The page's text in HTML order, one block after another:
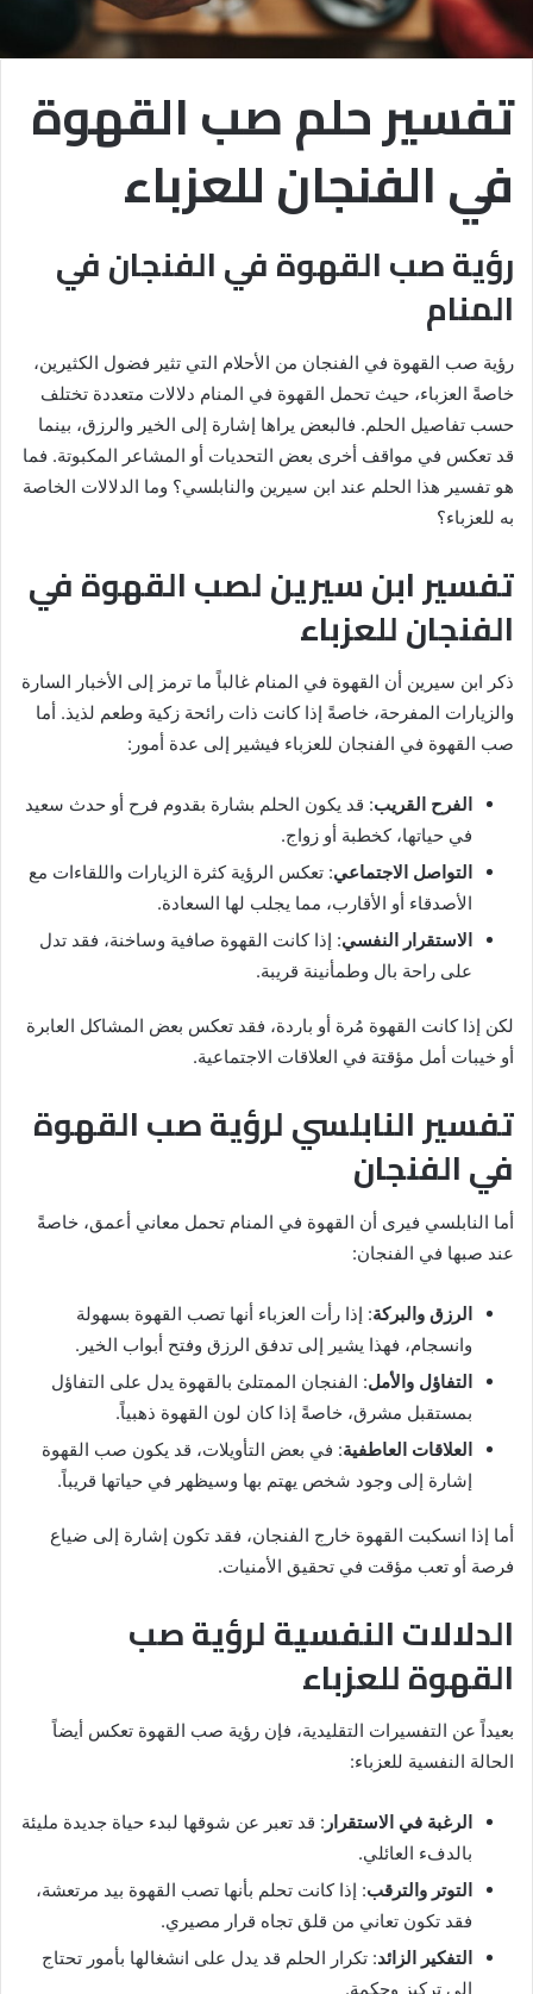
تفسير حلم صب القهوة
في الفنجان للعزباء
رؤية صب القهوة في الفنجان في
المنام
رؤية صب القهوة في الفنجان من الأحلام التي تثير فضول الكثيرين،
خاصةً العزباء، حيث تحمل القهوة في المنام دلالات متعددة تختلف
حسب تفاصيل الحلم. فالبعض يراها إشارة إلى الخير والرزق، بينما
قد تعكس في مواقف أخرى بعض التحديات أو المشاعر المكبوتة. فما
هو تفسير هذا الحلم عند ابن سيرين والنابلسي؟ وما الدلالات الخاصة
به للعزباء؟
تفسير ابن سيرين لصب القهوة في
الفنجان للعزباء
ذكر ابن سيرين أن القهوة في المنام غالباً ما ترمز إلى الأخبار السارة
والزيارات المفرحة، خاصةً إذا كانت ذات رائحة زكية وطعم لذيذ. أما
صب القهوة في الفنجان للعزباء فيشير إلى عدة أمور:
الفرح القريب: قد يكون الحلم بشارة بقدوم فرح أو حدث سعيد
في حياتها، كخطبة أو زواج.
التواصل الاجتماعي: تعكس الرؤية كثرة الزيارات واللقاءات مع
الأصدقاء أو الأقارب، مما يجلب لها السعادة.
الاستقرار النفسي: إذا كانت القهوة صافية وساخنة، فقد تدل
على راحة بال وطمأنينة قريبة.
لكن إذا كانت القهوة مُرة أو باردة، فقد تعكس بعض المشاكل العابرة
أو خيبات أمل مؤقتة في العلاقات الاجتماعية.
تفسير النابلسي لرؤية صب القهوة
في الفنجان
أما النابلسي فيرى أن القهوة في المنام تحمل معاني أعمق، خاصةً
عند صبها في الفنجان:
الرزق والبركة: إذا رأت العزباء أنها تصب القهوة بسهولة
وانسجام، فهذا يشير إلى تدفق الرزق وفتح أبواب الخير.
التفاؤل والأمل: الفنجان الممتلئ بالقهوة يدل على التفاؤل
بمستقبل مشرق، خاصةً إذا كان لون القهوة ذهبياً.
العلاقات العاطفية: في بعض التأويلات، قد يكون صب القهوة
إشارة إلى وجود شخص يهتم بها وسيظهر في حياتها قريباً.
أما إذا انسكبت القهوة خارج الفنجان، فقد تكون إشارة إلى ضياع
فرصة أو تعب مؤقت في تحقيق الأمنيات.
الدلالات النفسية لرؤية صب
القهوة للعزباء
بعيداً عن التفسيرات التقليدية، فإن رؤية صب القهوة تعكس أيضاً
الحالة النفسية للعزباء:
الرغبة في الاستقرار : قد تعبر عن شوقها لبدء حياة جديدة مليئة
بالدفء العائلي.
التوتر والترقب: إذا كانت تحلم بأنها تصب القهوة بيد مرتعشة،
فقد تكون تعاني من قلق تجاه قرار مصيري.
التفكير الزائد: تكرار الحلم قد يدل على انشغالها بأمور تحتاج
إلى تركيز وحكمة.